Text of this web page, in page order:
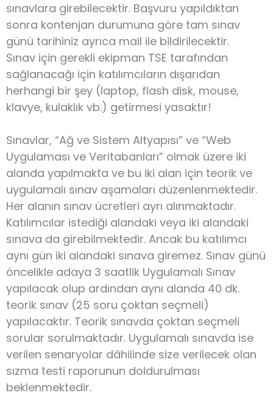
sınavlara girebilecektir. Başvuru yapıldıktan
sonra kontenjan durumuna göre tam sınav
günü tarihiniz ayrıca mail ile bildirilecektir.
Sınav için gerekli ekipman TSE tarafından
sağlanacağı için katılımcıların dışarıdan
herhangi bir şey (laptop, flash disk, mouse,
klavye, kulaklık vb.) getirmesi yasaktır!
Sınavlar, “Ağ ve Sistem Altyapısı” ve “Web
Uygulaması ve Veritabanları” olmak üzere iki
alanda yapılmakta ve bu iki alan için teorik ve
uygulamalı sınav aşamaları düzenlenmektedir.
Her alanın sınav ücretleri ayrı alınmaktadır.
Katılımcılar istediği alandaki veya iki alandaki
sınava da girebilmektedir. Ancak bu katılımcı
aynı gün iki alandaki sınava giremez. Sınav günü
öncelikle adaya 3 saatlik Uygulamalı Sınav
yapılacak olup ardından aynı alanda 40 dk.
teorik sınav (25 soru çoktan seçmeli)
yapılacaktır. Teorik sınavda çoktan seçmeli
sorular sorulmaktadır. Uygulamalı sınavda ise
verilen senaryolar dâhilinde size verilecek olan
sızma testi raporunun doldurulması
beklenmektedir.